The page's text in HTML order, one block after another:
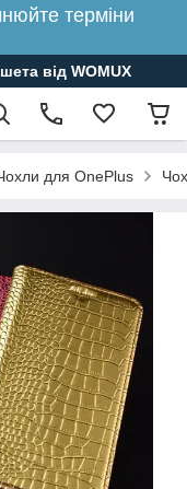
терміни
від WOMUX
для OnePlus